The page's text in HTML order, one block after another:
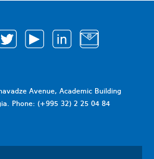
Avenue, Academic Building
Phone: (+995 32) 2 25 04 84